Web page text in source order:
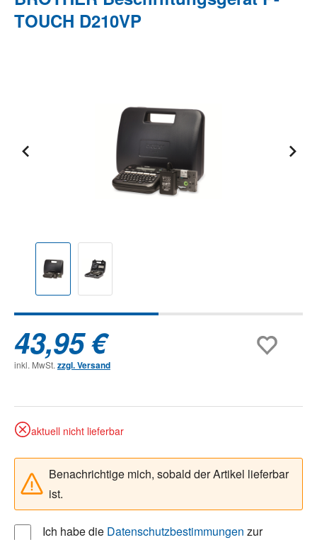
TOUCH D210VP
43,95 €
inkl. MwSt. zzgl. Versand
aktuell nicht lieferbar
Benachrichtige mich, sobald der Artikel lieferbar
ist.
Ich habe die Datenschutzbestimmungen zur